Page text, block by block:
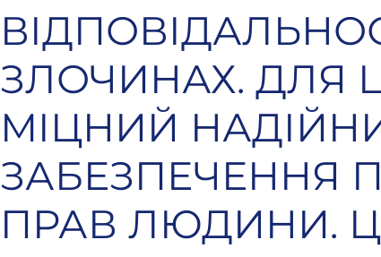
ЗЛОЧИНАХ. ДЛЯ
МІЦНИЙ
ЗАБЕЗПЕЧЕННЯ
ПРАВ ЛЮДИНИ.